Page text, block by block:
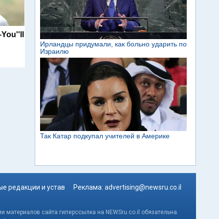
редакции и устав Реклама: advertising@newsru.co.il
сайта гиперссылка на NEWSru.co.il обязательна.